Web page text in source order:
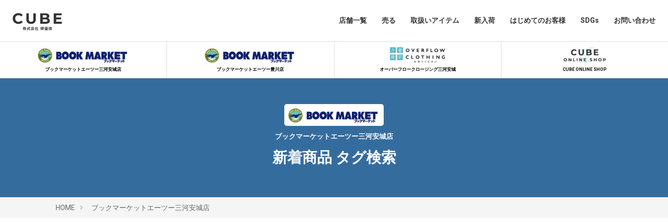
店舗一覧 売る 取扱いアイテム 新入荷 はじめてのお客様 SDGs お問い合わせ
ブックマーケットエーツー三河安城店 ブックマーケットエーツー豊川店 オーバーフロークロージング三河安城 CUBE ONLINE SHOP
ブックマーケットエーツー三河安城店
新着商品 タグ検索
HOME ブックマーケットエーツー三河安城店